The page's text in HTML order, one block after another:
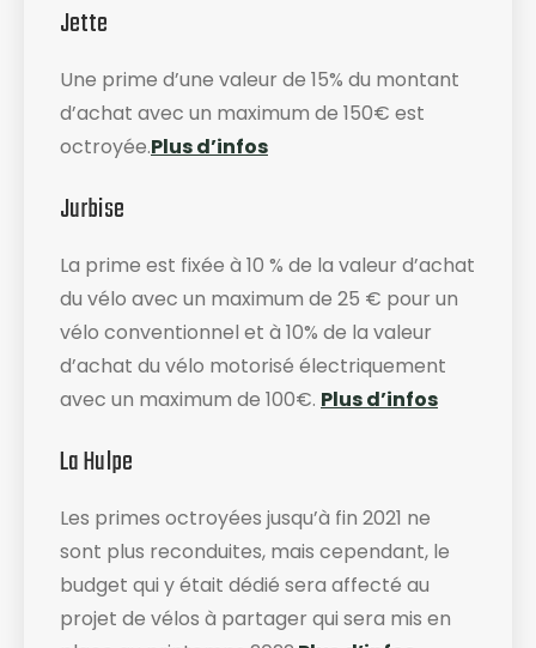
Jette
Une prime d’une valeur de 15% du montant
d’achat avec un maximum de 150€ est
octroyée.Plus d’infos
Jurbise
La prime est fixée à 10 % de la valeur d’achat
du vélo avec un maximum de 25 € pour un
vélo conventionnel et à 10% de la valeur
d’achat du vélo motorisé électriquement
avec un maximum de 100€. Plus d’infos
La Hulpe
Les primes octroyées jusqu’à fin 2021 ne
sont plus reconduites, mais cependant, le
budget qui y était dédié sera affecté au
projet de vélos à partager qui sera mis en